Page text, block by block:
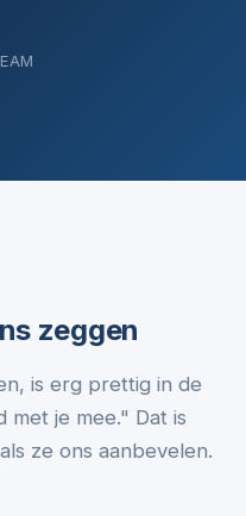
zeggen
is erg prettig in de
met je mee." Dat is
ze ons aanbevelen.